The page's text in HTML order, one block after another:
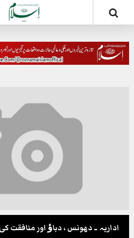
اداریہ ۔ دھونس ، دباﺅ اور منافقت